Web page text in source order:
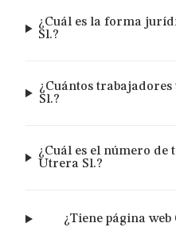
¿Cuál es la forma
Sl.?
¿Cuántos
Sl.?
¿Cuál es el número de
Utrera Sl.?
¿Tiene página